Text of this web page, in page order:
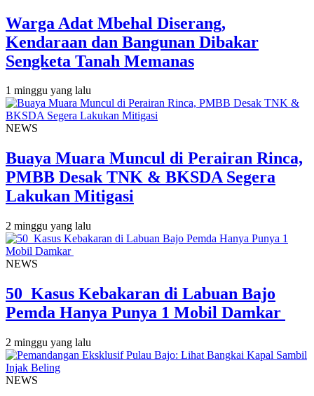
Warga Adat Mbehal Diserang,
Kendaraan dan Bangunan Dibakar
Sengketa Tanah Memanas
1 minggu yang lalu
NEWS
Buaya Muara Muncul di Perairan Rinca,
PMBB Desak TNK & BKSDA Segera
Lakukan Mitigasi
2 minggu yang lalu
NEWS
50 Kasus Kebakaran di Labuan Bajo
Pemda Hanya Punya 1 Mobil Damkar
2 minggu yang lalu
NEWS